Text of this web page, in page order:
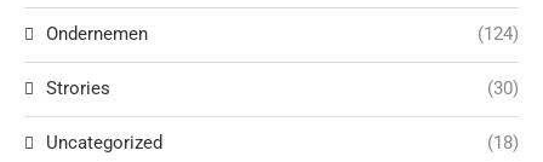
Ondernemen (124)
Strories (30)
Uncategorized (18)